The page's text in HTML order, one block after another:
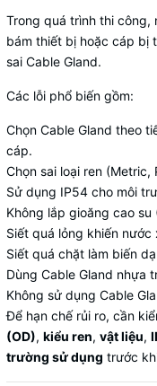
Trong quá trình thi công,
bám thiết bị hoặc cáp bị
sai Cable Gland.
Các lỗi phổ biến gồm:
Chọn Cable Gland theo
cáp.
Chọn sai loại ren (Metric,
Sử dụng IP54 cho môi
Không lắp gioăng cao su
Siết quá lỏng khiến nước
Siết quá chặt làm biến
Dùng Cable Gland nhựa
Không sử dụng Cable
Để hạn chế rủi ro, cần
(OD), kiểu ren, vật liệu,
trường sử dụng trước